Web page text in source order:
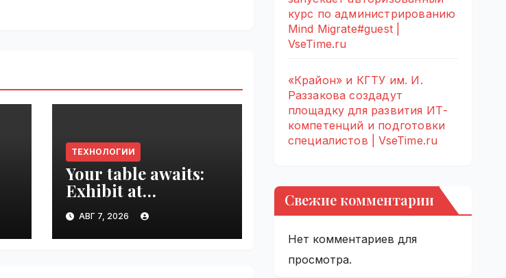
ТЕХНОЛОГИИ
Your table awaits:
Exhibit at
TechCrunch Disrupt
2026 to be seen by
thousands |
АВГ 7, 2026
курс по администрированию
Mind Migrate#guest |
VseTime.ru
«Крайон» и КГТУ им. И.
Раззакова создадут
площадку для развития ИТ-
компетенций и подготовки
специалистов | VseTime.ru
Свежие комментарии
Нет комментариев для
просмотра.